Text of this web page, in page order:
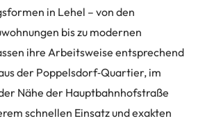
in Lehel – von den
bis zu modernen
ihre Arbeitsweise entsprechend
der Poppelsdorf‑Quartier, im
Nähe der Hauptbahnhofstraße
schnellen Einsatz und exakten